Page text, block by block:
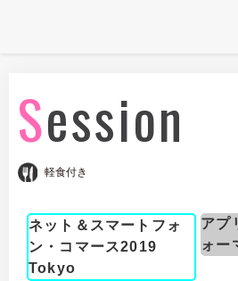
Session
軽食付き
ネット＆スマートフォ
ン・コマース2019
Tokyo
アプ
ォー